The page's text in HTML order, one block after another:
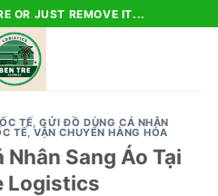
OR JUST REMOVE IT...
TẾ,GỬI ĐỒ DÙNG CÁ NHÂN
TẾ,VẬN CHUYỂN HÀNG HÓA
Sang Áo Tại
Logistics